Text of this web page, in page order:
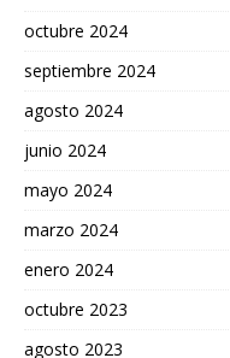
octubre 2024
septiembre 2024
agosto 2024
junio 2024
mayo 2024
marzo 2024
enero 2024
octubre 2023
agosto 2023